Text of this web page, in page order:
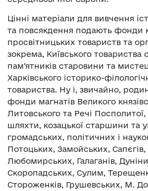
Цінні матеріали для вивчення
та повсякдення подають фонди
просвітницьких товариств та
зокрема, Київського товариства
пам’ятників старовини та
Харківського історико-
товариства. Ну і, звичайно,
фонди магнатів Великого
Литовського та Речі Посполитої,
шляхти, козацької старшини та
громадських, політичних і
Потоцьких, Замойських, Сапєгів,
Любомирських, Галаганів,
Скоропадських, Сулим,
Стороженків, Грушевських, М.